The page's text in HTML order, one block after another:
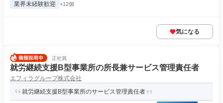
業界未経験歓迎 +12個
気になる
正社員
就労継続支援B型事業所の所長兼サービス管理責任者
エフィラグループ株式会社
就労継続支援B型事業所のサービス管理責任者